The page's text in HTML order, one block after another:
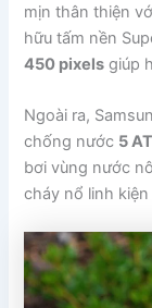
mịn thân thiện
hữu tấm nền
450 pixels giúp
Ngoài ra,
chống nước 5
bơi vùng nước
cháy nổ linh